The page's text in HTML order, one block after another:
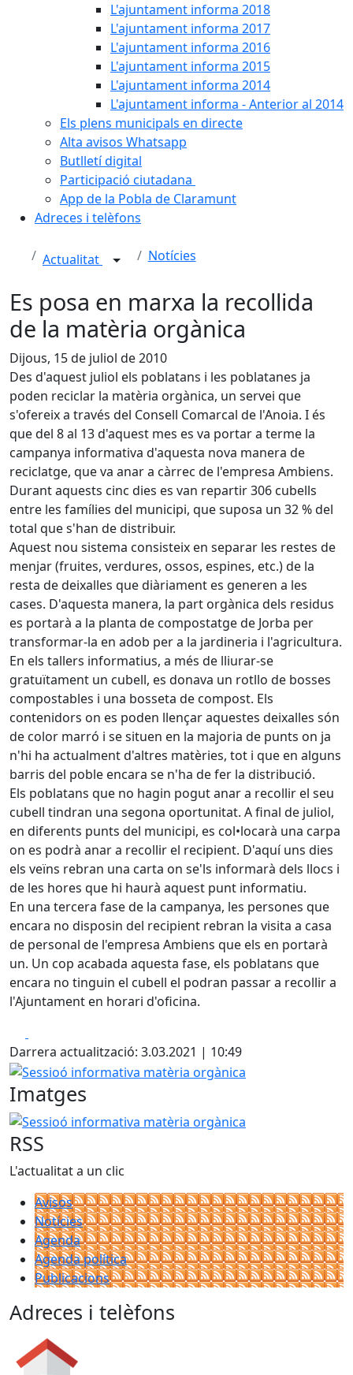
L'ajuntament informa 2018
L'ajuntament informa 2017
L'ajuntament informa 2016
L'ajuntament informa 2015
L'ajuntament informa 2014
L'ajuntament informa - Anterior al 2014
Els plens municipals en directe
Alta avisos Whatsapp
Butlletí digital
Participació ciutadana
App de la Pobla de Claramunt
Adreces i telèfons
Actualitat Notícies
Es posa en marxa la recollida
de la matèria orgànica
Dijous, 15 de juliol de 2010
Des d'aquest juliol els poblatans i les poblatanes ja
poden reciclar la matèria orgànica, un servei que
s'ofereix a través del Consell Comarcal de l'Anoia. I és
que del 8 al 13 d'aquest mes es va portar a terme la
campanya informativa d'aquesta nova manera de
reciclatge, que va anar a càrrec de l'empresa Ambiens.
Durant aquests cinc dies es van repartir 306 cubells
entre les famílies del municipi, que suposa un 32 % del
total que s'han de distribuir.
Aquest nou sistema consisteix en separar les restes de
menjar (fruites, verdures, ossos, espines, etc.) de la
resta de deixalles que diàriament es generen a les
cases. D'aquesta manera, la part orgànica dels residus
es portarà a la planta de compostatge de Jorba per
transformar-la en adob per a la jardineria i l'agricultura.
En els tallers informatius, a més de lliurar-se
gratuïtament un cubell, es donava un rotllo de bosses
compostables i una bosseta de compost. Els
contenidors on es poden llençar aquestes deixalles són
de color marró i se situen en la majoria de punts on ja
n'hi ha actualment d'altres matèries, tot i que en alguns
barris del poble encara se n'ha de fer la distribució.
Els poblatans que no hagin pogut anar a recollir el seu
cubell tindran una segona oportunitat. A final de juliol,
en diferents punts del municipi, es col•locarà una carpa
on es podrà anar a recollir el recipient. D'aquí uns dies
els veïns rebran una carta on se'ls informarà dels llocs i
de les hores que hi haurà aquest punt informatiu.
En una tercera fase de la campanya, les persones que
encara no disposin del recipient rebran la visita a casa
de personal de l'empresa Ambiens que els en portarà
un. Un cop acabada aquesta fase, els poblatans que
encara no tinguin el cubell el podran passar a recollir a
l'Ajuntament en horari d'oficina.
Darrera actualització: 3.03.2021 | 10:49
Sessioó informativa matèria orgànica
Imatges
Sessioó informativa matèria orgànica
RSS
L'actualitat a un clic
Avisos
Notícies
Agenda
Agenda política
Publicacions
Adreces i telèfons